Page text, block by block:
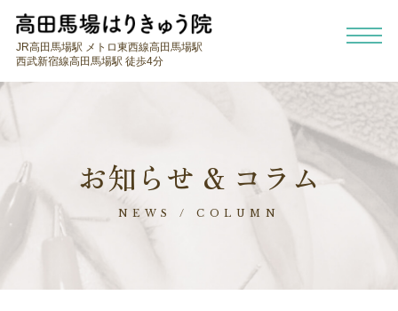
JR高田馬場駅 メトロ東西線高田馬場駅
西武新宿線高田馬場駅 徒歩4分
お知らせ & コラム
NEWS / COLUMN